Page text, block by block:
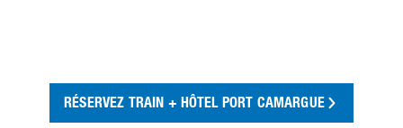
RÉSERVEZ TRAIN + HÔTEL PORT CAMARGUE